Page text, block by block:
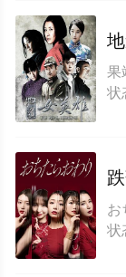
状
お
状